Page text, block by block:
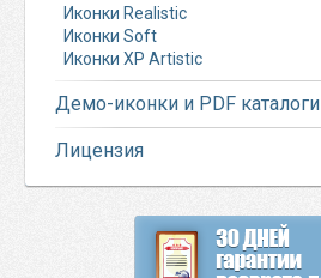
Иконки Realistic
Иконки Soft
Иконки XP Artistic
Демо-иконки и PDF каталоги
Лицензия